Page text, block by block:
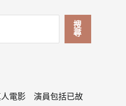
搜
尋
人電影 演員包括已故